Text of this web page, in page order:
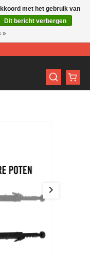
aanwezig in de
met het gebruik van
Dit bericht verbergen
»